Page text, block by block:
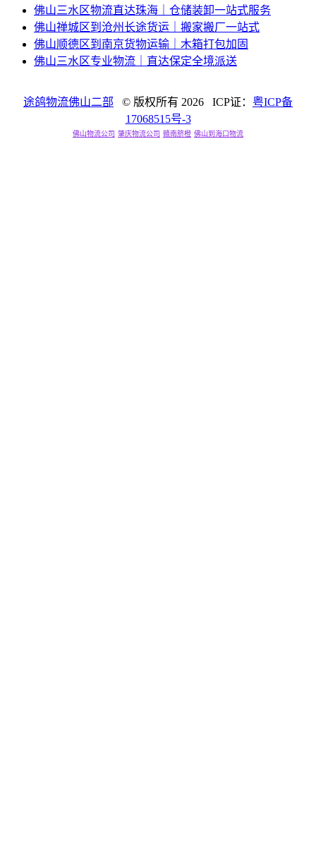
佛山三水区物流直达珠海｜仓储装卸一站式服务
佛山禅城区到沧州长途货运｜搬家搬厂一站式
佛山顺德区到南京货物运输｜木箱打包加固
佛山三水区专业物流｜直达保定全境派送
途鸽物流佛山二部 © 版权所有 2026 ICP证： 粤ICP备
17068515号-3
佛山物流公司 肇庆物流公司 赣南脐橙 佛山到海口物流